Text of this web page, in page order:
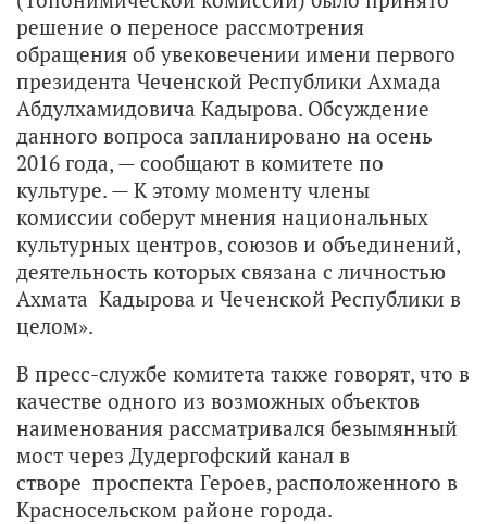
решение о переносе рассмотрения
обращения об увековечении имени первого
президента Чеченской Республики Ахмада
Абдулхамидовича Кадырова. Обсуждение
данного вопроса запланировано на осень
2016 года, — сообщают в комитете по
культуре. — К этому моменту члены
комиссии соберут мнения национальных
культурных центров, союзов и объединений,
деятельность которых связана с личностью
Ахмата Кадырова и Чеченской Республики в
целом».
В пресс-службе комитета также говорят, что в
качестве одного из возможных объектов
наименования рассматривался безымянный
мост через Дудергофский канал в
створе проспекта Героев, расположенного в
Красносельском районе города.